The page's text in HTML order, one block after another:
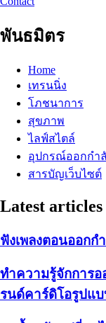
พันธมิตร
Home
เทรนนิ่ง
โภชนาการ
สุขภาพ
ไลฟ์สไตล์
อุปกรณ์ออกกำ
สารบัญเว็บไซต์
Latest articles
ฟังเพลงตอนออก
ทำความรู้จักการอ
รนด์คาร์ดิโอรูปแ